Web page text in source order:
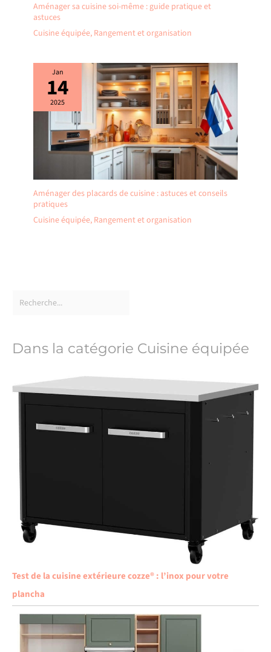
Aménager sa cuisine soi-même : guide pratique et
astuces
Cuisine équipée, Rangement et organisation
Jan
14
2025
Aménager des placards de cuisine : astuces et conseils
pratiques
Cuisine équipée, Rangement et organisation
Dans la catégorie Cuisine équipée
Test de la cuisine extérieure cozze® : l’inox pour votre
plancha